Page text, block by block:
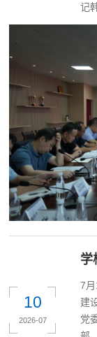
记
10
2026-07
学
7
建
党